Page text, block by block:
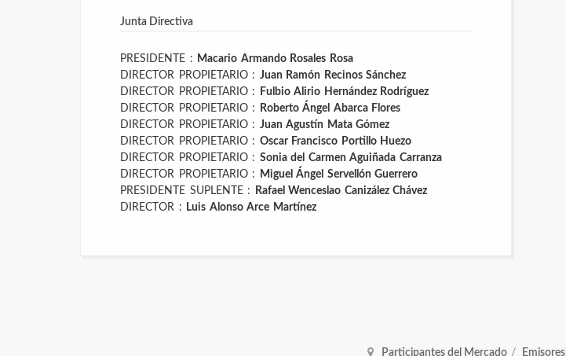
Junta Directiva
PRESIDENTE : Macario Armando Rosales Rosa
DIRECTOR PROPIETARIO : Juan Ramón Recinos Sánchez
DIRECTOR PROPIETARIO :
Fulbio Alirio Hernández Rodríguez
DIRECTOR PROPIETARIO :
Roberto Ángel Abarca Flores
DIRECTOR PROPIETARIO : Juan Agustín Mata Gómez
DIRECTOR PROPIETARIO : Oscar Francisco Portillo Huezo
DIRECTOR PROPIETARIO : Sonia del Carmen Aguiñada Carranza
DIRECTOR PROPIETARIO :
Miguel Ángel Servellón Guerrero
PRESIDENTE SUPLENTE :
Rafael Wenceslao Canizález Chávez
DIRECTOR :
Luis Alonso Arce Martínez
Participantes del Mercado Emisores